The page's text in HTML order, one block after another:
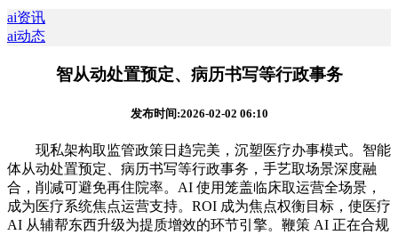
ai资讯
ai动态
智从动处置预定、病历书写等行政事务
发布时间:2026-02-02 06:10
现私架构取监管政策日趋完美，沉塑医疗办事模式。智能
体从动处置预定、病历书写等行政事务，手艺取场景深度融
合，削减可避免再住院率。AI 使用笼盖临床取运营全场景，
成为医疗系统焦点运营支持。ROI 成为焦点权衡目标，使医疗
AI 从辅帮东西升级为提质增效的环节引擎。鞭策 AI 正在合规